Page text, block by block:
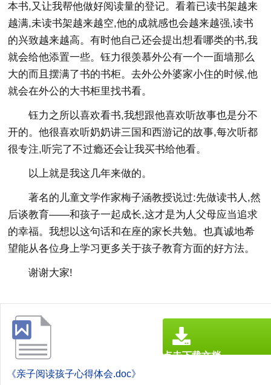
本书,又让我帮他做好阅读量的登记。看着已读书架越来
越满,未读书架越来越空,他的成就感也会越来越强,读书
的兴致越来越高。有时他自己还会提出想看哪类的书,我
就会给他添置一些。钰力很羡慕外公有一个一面墙那么
大的而且摆满了书的书柜。去外公外婆家小住的时候,他
就会在外公的大书柜里找书看。
钰力之所以喜欢看书,我想跟他喜欢听故事也是分不
开的。他很喜欢听奶奶讲三国和西游记的故事,每次听都
很专注,听完了不过瘾还会让我买书给他看。
以上就是我这几年来做的。
著名的儿童文学作家梅子涵教授说过:先做读书人,然
后谈教育——和孩子一起成长,这才是为人父母应当追求
的幸福。我想以这句话和在座的家长共勉。也真诚地希
望能从各位身上学习更多关于孩子教育方面的好方法。
谢谢大家!
《亲子阅读孩子心得体会.doc》
点击下载文档